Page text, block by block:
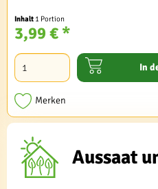
Inhalt 1 Portion
3,99 € *
In
Merken
Aussaat